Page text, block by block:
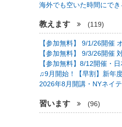
海外でも空いた時間にでき
教えます (119)
【参加無料】 9/1/26開催
【参加無料】 9/3/26開催
【参加無料】8/12開催・
♫9月開始！【早割】新年
2026年8月開講・NYネイ
習います (96)